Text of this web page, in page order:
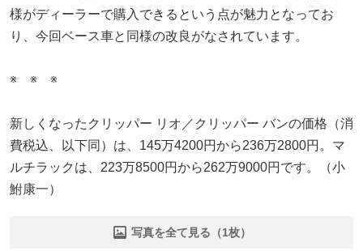
様がディーラーで購入できるという点が魅力となってお
り、今回ベース車と同様の改良がなされています。
※ ※ ※
新しくなったクリッパー リオ／クリッパー バンの価格（消
費税込、以下同）は、145万4200円から236万2800円。マ
ルチラックは、223万8500円から262万9000円です。（小
鮒康一）
写真を全て見る（1枚）